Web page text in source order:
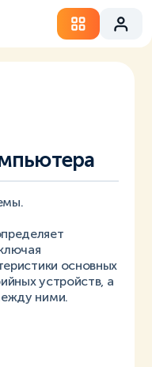
основных
устройств, а
ними.